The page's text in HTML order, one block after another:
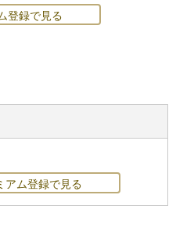
登録で見る
アム登録で見る